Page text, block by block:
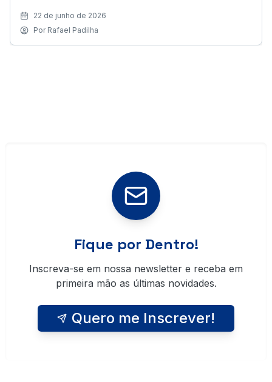
22 de junho de 2026
Por Rafael Padilha
Fique por Dentro!
Inscreva-se em nossa newsletter e receba em
primeira mão as últimas novidades.
Quero me Inscrever!